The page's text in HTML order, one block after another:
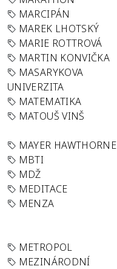
MARCIPÁN
MAREK LHOTSKÝ
MARIE ROTTROVÁ
MARTIN KONVIČKA
MASARYKOVA
UNIVERZITA
MATEMATIKA
MATOUŠ VINŠ
MAYER HAWTHORNE
MBTI
MDŽ
MEDITACE
MENZA
METROPOL
MEZINÁRODNÍ